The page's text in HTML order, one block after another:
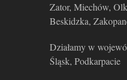
Zator, Miechów,
Beskidzka,
Działamy w
Śląsk, Podkarpacie